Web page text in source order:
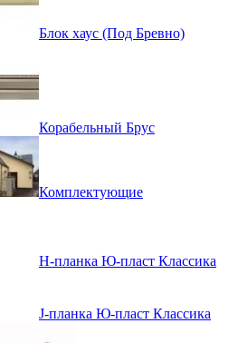
Блок хаус (Под Бревно)
Корабельный Брус
Комплектующие
H-планка Ю-пласт Классика
J-планка Ю-пласт Классика